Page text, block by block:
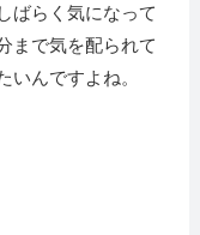
ばらく気になって
まで気を配られて
いんですよね。